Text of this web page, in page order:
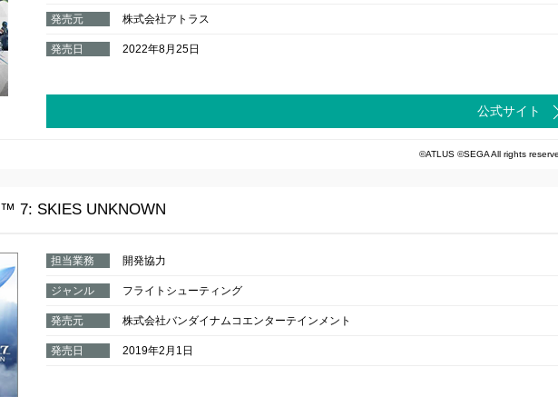
発売元 株式会社アトラス
発売日 2022年8月25日
公式サイト
©ATLUS ©SEGA All rights
7: SKIES UNKNOWN
担当業務 開発協力
ジャンル フライトシューティング
発売元 株式会社バンダイナムコエンターテインメント
発売日 2019年2月1日